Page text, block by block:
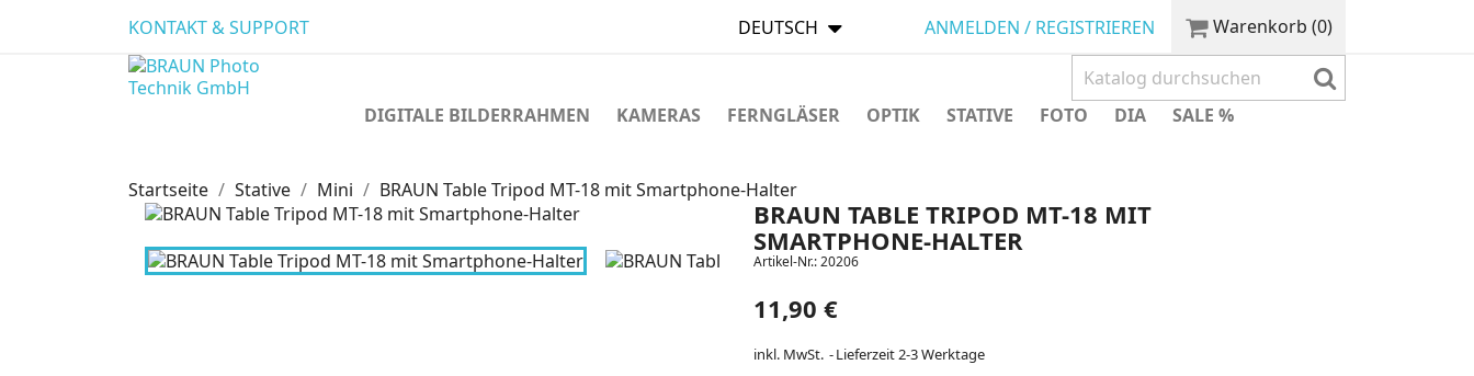
KONTAKT & SUPPORT DEUTSCH ANMELDEN / REGISTRIEREN Warenkorb (0)
DIGITALE BILDERRAHMEN KAMERAS FERNGLÄSER OPTIK STATIVE FOTO DIA SALE %
Startseite Stative Mini BRAUN Table Tripod MT-18 mit Smartphone-Halter
BRAUN TABLE TRIPOD MT-18 MIT
SMARTPHONE-HALTER
Artikel-Nr.:20206
11,90 €
inkl. MwSt. Lieferzeit 2-3 Werktage